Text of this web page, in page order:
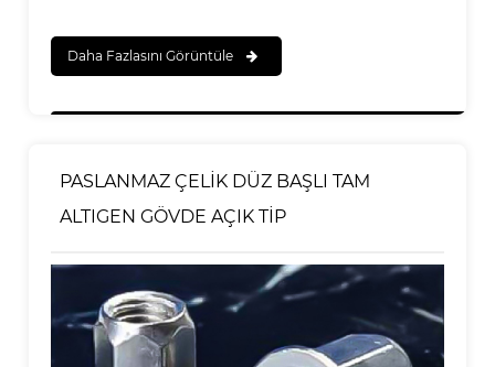
Daha Fazlasını Görüntüle
PASLANMAZ ÇELİK DÜZ BAŞLI TAM
ALTIGEN GÖVDE AÇIK TİP